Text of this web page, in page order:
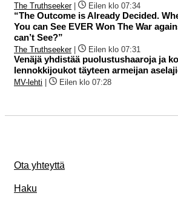
The Truthseeker| Eilen klo 07:34
“The Outcome is Already Decided.
You can See EVER Won The War
can’t See?”
The Truthseeker| Eilen klo 07:31
Venäjä yhdistää puolustushaaroja ja
lennokkijoukot täyteen armeijan
MV-lehti Eilen klo 07:28
Ota yhteyttä
Haku